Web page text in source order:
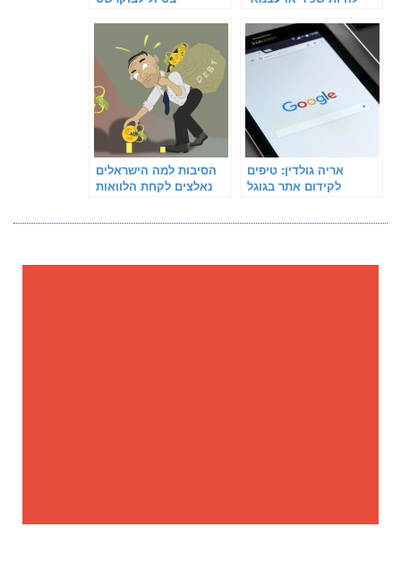
הסיבות למה הישראלים
נאלצים לקחת הלוואות
אריה גולדין: טיפים
לקידום אתר בגוגל